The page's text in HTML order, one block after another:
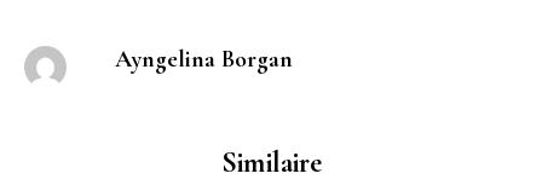
Ayngelina Borgan
Similaire